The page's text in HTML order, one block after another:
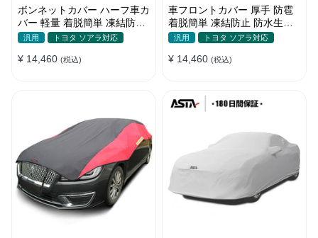
ボンネットカバー ハーフ車カ
バー 軽量 着脱簡単 凍結防止
裏起毛 防水防塵 四季
汎用 トヨタ ソアラ対応
¥ 14,460 (税込)
車フロントカバー 厚手 防雹
着脱簡単 凍結防止 防水生地
可愛い 軽量 汚れから守る 四
汎用 トヨタ ソアラ対応
¥ 14,460 (税込)